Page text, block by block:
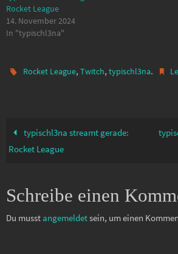
Rocket League
14. November 2024
In "typischl3na"
Rocket League,Twitch,typischl3na.
typischl3na streamt gerade:
Rocket League
Schreibe einen
Du musst angemeldetsein, um einen